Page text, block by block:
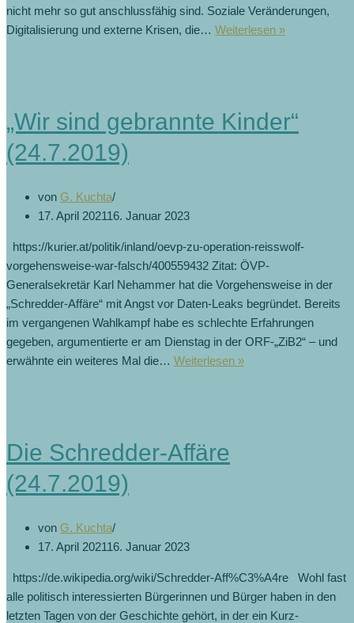
nicht mehr so gut anschlussfähig sind. Soziale Veränderungen,
Digitalisierung und externe Krisen, die… Weiterlesen »Abschied
(3.11.2022)
„Wir sind gebrannte Kinder“
(24.7.2019)
von G. Kuchta
17. April 202116. Januar 2023
https://kurier.at/politik/inland/oevp-zu-operation-reisswolf-
vorgehensweise-war-falsch/400559432 Zitat: ÖVP-
Generalsekretär Karl Nehammer hat die Vorgehensweise in der
„Schredder-Affäre“ mit Angst vor Daten-Leaks begründet. Bereits
im vergangenen Wahlkampf habe es schlechte Erfahrungen
gegeben, argumentierte er am Dienstag in der ORF-„ZiB2“ – und
erwähnte ein weiteres Mal die… Weiterlesen »„Wir
Die Schredder-Affäre
(24.7.2019)
von G. Kuchta
17. April 202116. Januar 2023
https://de.wikipedia.org/wiki/Schredder-Aff%C3%A4re Wohl fast
alle politisch interessierten Bürgerinnen und Bürger haben in den
letzten Tagen von der Geschichte gehört, in der ein Kurz-